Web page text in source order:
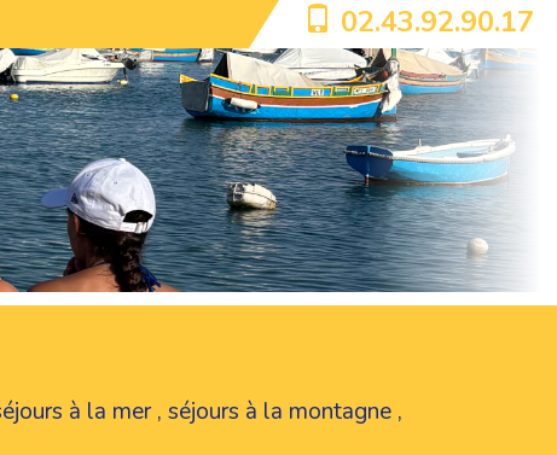
02.43.92.90.17
à la mer, séjours à la montagne ,